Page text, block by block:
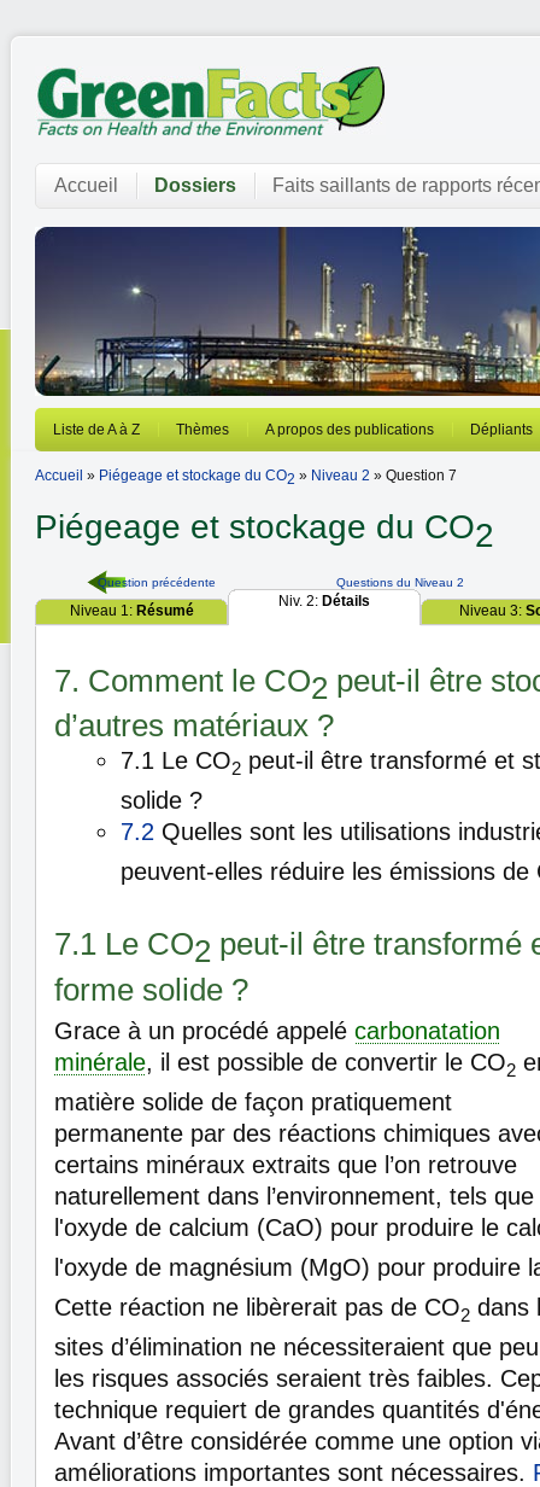
Accueil Dossiers Faits saillants de rapports
Liste de A à Z Thèmes A propos des publications Dépliants
Accueil » Piégeage et stockage du CO2 » Niveau 2 » Question 7
Piégeage et stockage du CO2
Question précédente Questions du Niveau 2
Niveau 1: Résumé
Niv. 2: Détails
Niveau 3:
7. Comment le CO2 peut-il être
d’autres matériaux ?
7.1 Le CO2 peut-il être transformé et
solide ?
7.2 Quelles sont les utilisations
peuvent-elles réduire les émissions de
7.1 Le CO2 peut-il être transformé
forme solide ?
Grace à un procédé appelé carbonatation
minérale, il est possible de convertir le CO2
matière solide de façon pratiquement
permanente par des réactions chimiques
certains minéraux extraits que l’on retrouve
naturellement dans l’environnement, tels que
l'oxyde de calcium (CaO) pour produire le
l'oxyde de magnésium (MgO) pour produire
Cette réaction ne libèrerait pas de CO2 dans
sites d’élimination ne nécessiteraient que
les risques associés seraient très faibles.
technique requiert de grandes quantités
Avant d’être considérée comme une option
améliorations importantes sont nécessaires.